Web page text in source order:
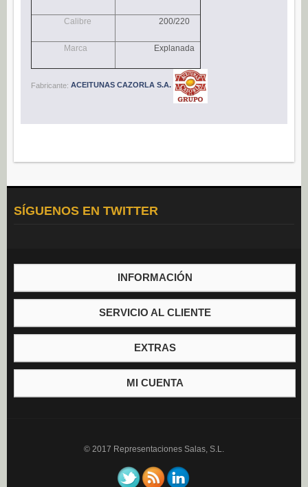
Té (6)
Vino (0)
Calibre 200/220
Marca Explanada
Fabricante: ACEITUNAS CAZORLA S.A.
SÍGUENOS EN TWITTER
INFORMACIÓN
SERVICIO AL CLIENTE
EXTRAS
MI CUENTA
© 2017 Representaciones Salas, S.L.